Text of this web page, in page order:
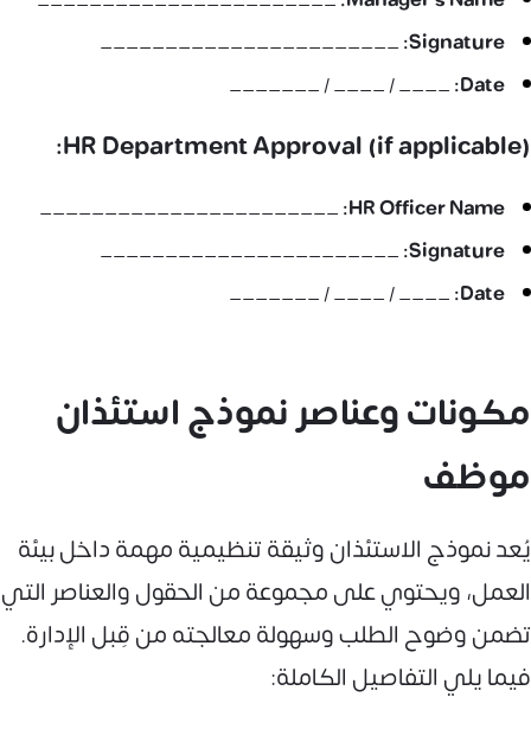
Signature:
_______________________
Date:
____ / ____ / _______
HR Department Approval (if applicable):
HR Officer Name:
_______________________
Signature:
_______________________
Date:
____ / ____ / _______
مكونات وعناصر نموذج استئذان
موظف
يُعد نموذج الاستئذان وثيقة تنظيمية مهمة داخل بيئة
العمل، ويحتوي على مجموعة من الحقول والعناصر التي
تضمن وضوح الطلب وسهولة معالجته من قِبل الإدارة.
فيما يلي التفاصيل الكاملة: